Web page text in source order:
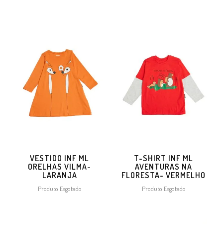
VESTIDO INF ML
ORELHAS VILMA-
LARANJA
Produto Esgotado
T-SHIRT INF ML
AVENTURAS NA
FLORESTA- VERMELHO
Produto Esgotado